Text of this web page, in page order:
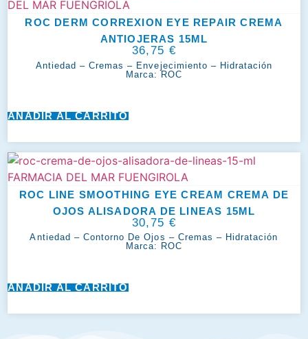
ROC DERM CORREXION EYE REPAIR CREMA
ANTIOJERAS 15ML
36,75 €
Antiedad – Cremas – Envejecimiento – Hidratación
Marca:ROC
AÑADIR AL CARRITO
ROC LINE SMOOTHING EYE CREAM CREMA DE
OJOS ALISADORA DE LINEAS 15ML
30,75 €
Antiedad – Contorno De Ojos – Cremas – Hidratación
Marca: ROC
AÑADIR AL CARRITO